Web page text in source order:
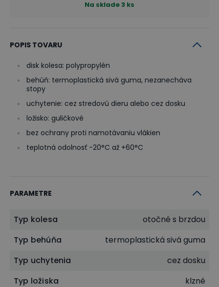
Na sklade3 ks
POPIS TOVARU
disk kolesa: polypropylén
behúň: termoplastická sivá guma, nezanecháva
stopy
uchytenie: cez stredovú dieru alebo cez dosku
ložisko: guličkové
bez ochrany proti namotávaniu vlákien
teplotná odolnosť -20°C až +60°C
PARAMETRE
Typ kolesa
otočné s brzdou
Typ behúňa
termoplastická sivá guma
Typ uchytenia
cez dosku
Typ ložiska
klzné